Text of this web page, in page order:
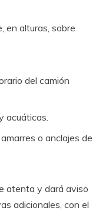
en alturas, sobre
del camión
acuáticas.
o anclajes de
atenta y dará aviso
adicionales, con el